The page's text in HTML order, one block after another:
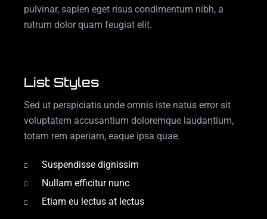
pulvinar, sapien eget risus condimentum nibh, a
rutrum dolor quam feugiat elit.
List Styles
Sed ut perspiciatis unde omnis iste natus error sit
voluptatem accusantium doloremque laudantium,
totam rem aperiam, eaque ipsa quae.
Suspendisse dignissim
Nullam efficitur nunc
Etiam eu lectus at lectus